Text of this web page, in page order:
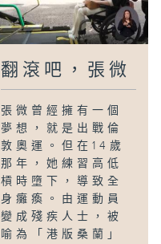
翻滾吧，張微
張微曾經擁有一個
夢想，就是出戰倫
敦奧運。但在14歲
那年，她練習高低
槓時墮下，導致全
身癱瘓。由運動員
變成殘疾人士，被
喻為「港版桑蘭」